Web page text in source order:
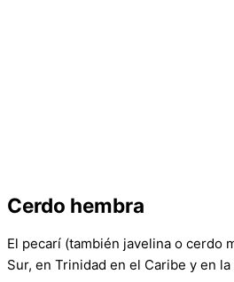
Cerdo hembra
El pecarí (también javelina o cerdo
Sur, en Trinidad en el Caribe y en